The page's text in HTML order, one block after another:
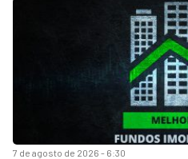
7 de agosto de 2026 - 6:30